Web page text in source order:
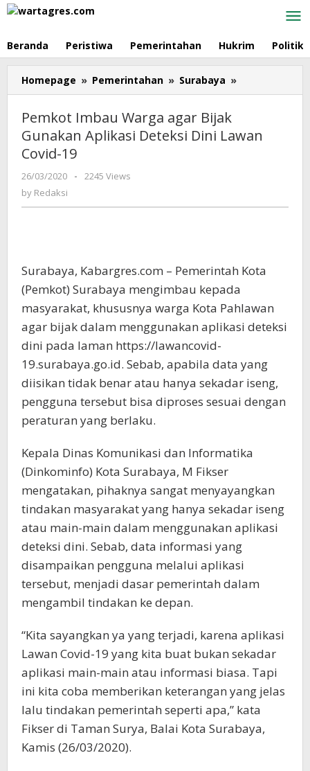
Skip
Beranda Peristiwa Pemerintahan Hukrim Politik
Homepage » Pemerintahan » Surabaya »
Imbau
Bijak
Lawan
Pemkot Imbau Warga agar Bijak
Gunakan Aplikasi Deteksi Dini Lawan
Covid-19
26/03/2020
by
-
2245 Views
by Redaksi
Surabaya, Kabargres.com – Pemerintah Kota
(Pemkot) Surabaya mengimbau kepada
masyarakat, khususnya warga Kota Pahlawan
agar bijak dalam menggunakan aplikasi deteksi
dini pada laman https://lawancovid-
19.surabaya.go.id. Sebab, apabila data yang
diisikan tidak benar atau hanya sekadar iseng,
pengguna tersebut bisa diproses sesuai dengan
peraturan yang berlaku.
Kepala Dinas Komunikasi dan Informatika
(Dinkominfo) Kota Surabaya, M Fikser
mengatakan, pihaknya sangat menyayangkan
tindakan masyarakat yang hanya sekadar iseng
atau main-main dalam menggunakan aplikasi
deteksi dini. Sebab, data informasi yang
disampaikan pengguna melalui aplikasi
tersebut, menjadi dasar pemerintah dalam
mengambil tindakan ke depan.
“Kita sayangkan ya yang terjadi, karena aplikasi
Lawan Covid-19 yang kita buat bukan sekadar
aplikasi main-main atau informasi biasa. Tapi
ini kita coba memberikan keterangan yang jelas
lalu tindakan pemerintah seperti apa,” kata
Fikser di Taman Surya, Balai Kota Surabaya,
Kamis (26/03/2020).